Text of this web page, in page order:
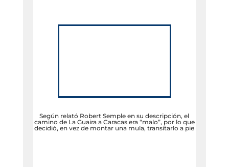
Según relató Robert Semple en su descripción, el
camino de La Guaira a Caracas era “malo”, por lo que
decidió, en vez de montar una mula, transitarlo a pie